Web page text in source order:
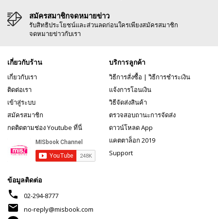
สมัครสมาชิกจดหมายข่าว
รับสิทธิประโยชน์และส่วนลดก่อนใครเพียงสมัครสมาชิก
จดหมายข่าวกับเรา
เกี่ยวกับร้าน
เกี่ยวกับเรา
ติดต่อเรา
เข้าสู่ระบบ
สมัครสมาชิก
กดติดตามช่อง Youtube ที่นี่
บริการลูกค้า
วิธีการสั่งซื้อ | วิธีการชำระเงิน
แจ้งการโอนเงิน
วิธีจัดส่งสินค้า
ตรวจสอบถานะการจัดส่ง
ดาวน์โหลด App
แคตตาล็อก 2019
Support
ข้อมูลติดต่อ
phone 02-294-8777
mail
no-reply@misbook.com